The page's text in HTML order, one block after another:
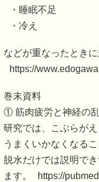
・睡眠不足
・冷え
などが重なったとき
https://
巻末資料
① 筋肉疲労と神経の
研究では、こぶらが
うまくいかなくなる
脱水だけでは説明で
ます。 https://